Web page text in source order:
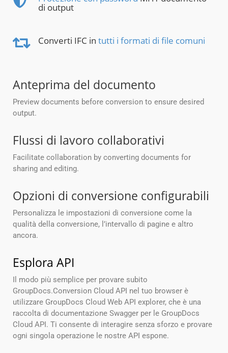
di output
Converti IFC in tutti i formati di file comuni
Anteprima del documento
Preview documents before conversion to ensure desired
output.
Flussi di lavoro collaborativi
Facilitate collaboration by converting documents for
sharing and editing.
Opzioni di conversione configurabili
Personalizza le impostazioni di conversione come la
qualità della conversione, l’intervallo di pagine e altro
ancora.
Esplora API
Il modo più semplice per provare subito
GroupDocs.Conversion Cloud API nel tuo browser è
utilizzare GroupDocs Cloud Web API explorer, che è una
raccolta di documentazione Swagger per le GroupDocs
Cloud API. Ti consente di interagire senza sforzo e provare
ogni singola operazione le nostre API espone.